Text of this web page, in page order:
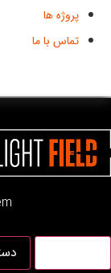
پروژه ها
تماس با ما